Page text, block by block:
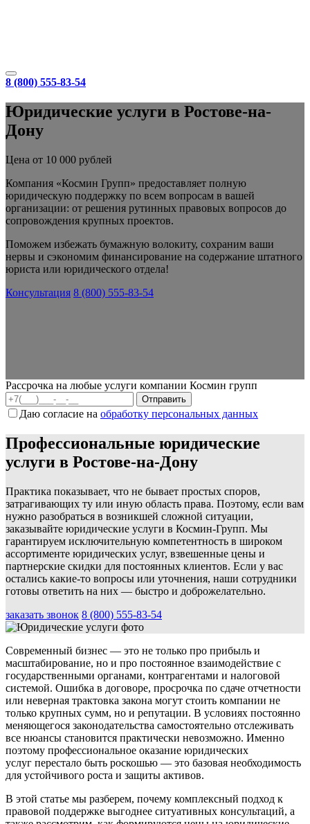
8 (800) 555-83-54
Юридические услуги в Ростове-на-
Дону
Цена от 10 000 рублей
Компания «Космин Групп» предоставляет полную
юридическую поддержку по всем вопросам в вашей
организации: от решения рутинных правовых вопросов до
сопровождения крупных проектов.
Поможем избежать бумажную волокиту, сохраним ваши
нервы и сэкономим финансирование на содержание штатного
юриста или юридического отдела!
Консультация 8 (800) 555-83-54
Рассрочка на любые услуги компании Космин групп
Даю согласие на обработку персональных данных
Профессиональные юридические
услуги в Ростове-на-Дону
Практика показывает, что не бывает простых споров,
затрагивающих ту или иную область права. Поэтому, если вам
нужно разобраться в возникшей сложной ситуации,
заказывайте юридические услуги в Космин-Групп. Мы
гарантируем исключительную компетентность в широком
ассортименте юридических услуг, взвешенные цены и
партнерские скидки для постоянных клиентов. Если у вас
остались какие-то вопросы или уточнения, наши сотрудники
готовы ответить на них — быстро и доброжелательно.
заказать звонок 8 (800) 555-83-54
Современный бизнес — это не только про прибыль и
масштабирование, но и про постоянное взаимодействие с
государственными органами, контрагентами и налоговой
системой. Ошибка в договоре, просрочка по сдаче отчетности
или неверная трактовка закона могут стоить компании не
только крупных сумм, но и репутации. В условиях постоянно
меняющегося законодательства самостоятельно отслеживать
все нюансы становится практически невозможно. Именно
поэтому профессиональное оказание юридических
услуг перестало быть роскошью — это базовая необходимость
для устойчивого роста и защиты активов.
В этой статье мы разберем, почему комплексный подход к
правовой поддержке выгоднее ситуативных консультаций, а